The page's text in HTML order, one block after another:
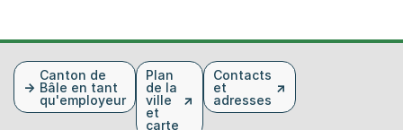
FusszeileCanton de
Bâle en tant
qu'employeur
Plan
de la
ville
et
carte
Contacts
et
adresses